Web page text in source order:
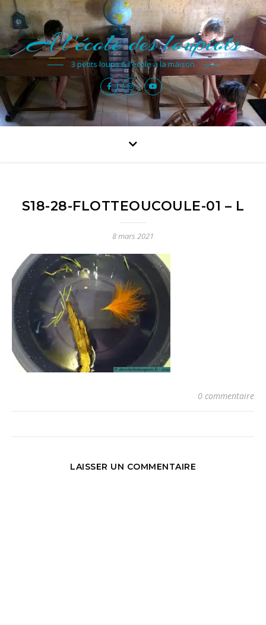
A l'école des loupiots
3 petits loups & l'école à la maison
S18-28-FLOTTEOUCOULE-01 – L
8 mars 2021
0 commentaire
LAISSER UN COMMENTAIRE